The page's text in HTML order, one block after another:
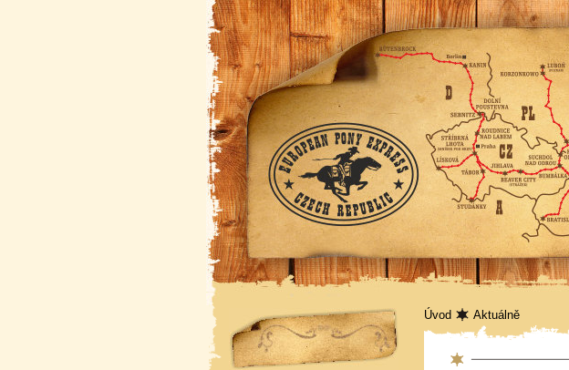
Navigace Úvod Aktuálně
Aktuality